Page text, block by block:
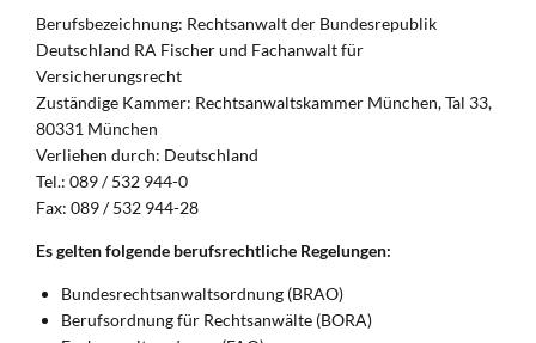
Berufsbezeichnung: Rechtsanwalt der Bundesrepublik
Deutschland RA Fischer und Fachanwalt für
Versicherungsrecht
Zuständige Kammer: Rechtsanwaltskammer München, Tal 33,
80331 München
Verliehen durch: Deutschland
Tel.: 089 / 532 944-0
Fax: 089 / 532 944-28
Es gelten folgende berufsrechtliche Regelungen:
Bundesrechtsanwaltsordnung (BRAO)
Berufsordnung für Rechtsanwälte (BORA)